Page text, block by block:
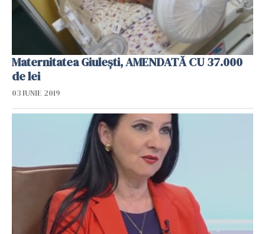
Maternitatea Giulești, AMENDATĂ CU 37.000
de lei
03 IUNIE 2019